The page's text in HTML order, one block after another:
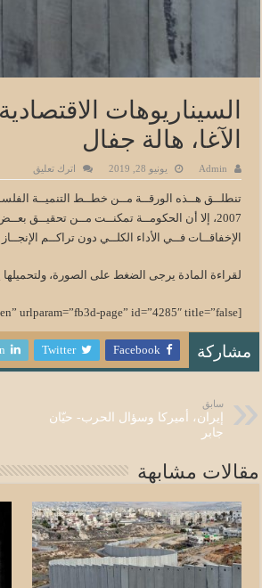
السيناريوهات
الآغا، هالة جفال
Admin يونيو 28, 2019 اترك تعليق
2007، إلا أن الحكومــة تمكنــت مــن تحقيــق
الإخفاقــات فــي الأداء الكلــي دون تراكــم الإنجــاز
لقراءة المادة يرجى الضغط على الصورة،
[3d-flip-book mode=”fullscreen” urlparam=”fb3d-page” id=”4285″ title=”false”]
مشاركة Facebook
Twitter
سابق
إيران، أميركا وسؤال الحرب- حيّان
جابر
مقالات مشابهة